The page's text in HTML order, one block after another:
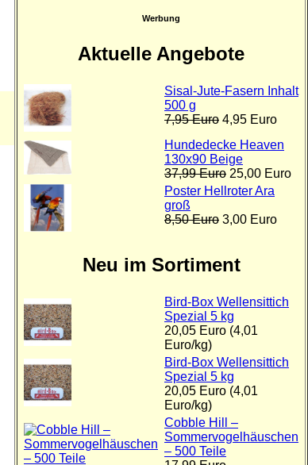
Werbung
Aktuelle Angebote
Sisal-Jute-Fasern Inhalt
500 g
7,95 Euro 4,95 Euro
Hundedecke Heaven
130x90 Beige
37,99 Euro 25,00 Euro
Poster Hellroter Ara
groß
8,50 Euro 3,00 Euro
Neu im Sortiment
Bird-Box Wellensittich
Spezial 5 kg
20,05 Euro (4,01
Euro/kg)
Bird-Box Wellensittich
Spezial 5 kg
20,05 Euro (4,01
Euro/kg)
Cobble Hill –
Sommervogelhäuschen
– 500 Teile